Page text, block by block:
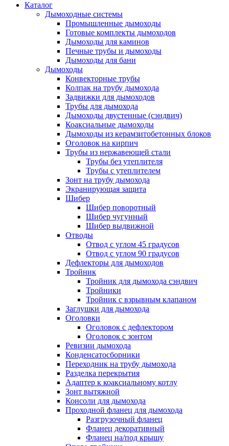
Каталог
Дымоходные системы
Промышленные дымоходы
Готовые комплекты дымоходов
Дымоходы для каминов
Печные трубы и дымоходы
Дымоходы для бани
Дымоходы
Конвекторные трубы
Колпак на трубу дымохода
Задвижки для дымоходов
Трубы для дымохода
Дымоходы двустенные (сэндвич)
Коаксиальные дымоходы
Дымоходы из керамзитобетонных блоков
Оголовок на кирпич
Трубы из нержавеющей стали
Трубы без утеплителя
Трубы с утеплителем
Зонт на трубу дымохода
Экранирующая защита
Шибер
Шибер поворотный
Шибер чугунный
Шибер выдвижной
Отводы
Отвод с углом 45 градусов
Отвод с углом 90 градусов
Дефлекторы для дымоходов
Тройник
Тройник для дымохода сэндвич
Тройники
Тройник с взрывным клапаном
Заглушки для дымохода
Оголовки
Оголовок с дефлектором
Оголовок с зонтом
Ревизии дымохода
Конденсатосборники
Переходник на трубу дымохода
Разделка перекрытия
Адаптер к коаксиальному котлу
Зонт вытяжной
Консоли для дымохода
Проходной фланец для дымохода
Разгрузочный фланец
Фланец декоративный
Фланец на/под крышу